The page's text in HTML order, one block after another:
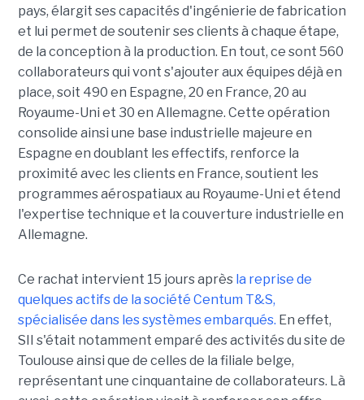
pays, élargit ses capacités d'ingénierie de fabrication
et lui permet de soutenir ses clients à chaque étape,
de la conception à la production. En tout, ce sont 560
collaborateurs qui vont s'ajouter aux équipes déjà en
place, soit 490 en Espagne, 20 en France, 20 au
Royaume-Uni et 30 en Allemagne. Cette opération
consolide ainsi une base industrielle majeure en
Espagne en doublant les effectifs, renforce la
proximité avec les clients en France, soutient les
programmes aérospatiaux au Royaume-Uni et étend
l'expertise technique et la couverture industrielle en
Allemagne.
Ce rachat intervient 15 jours après la reprise de
quelques actifs de la société Centum T&S,
spécialisée dans les systèmes embarqués. En effet,
SII s'était notamment emparé des activités du site de
Toulouse ainsi que de celles de la filiale belge,
représentant une cinquantaine de collaborateurs. Là